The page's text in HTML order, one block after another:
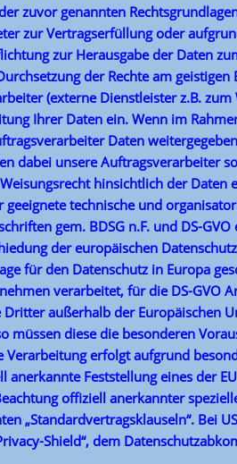
zuvor genannten
zur Vertragserfüllung oder
zur Herausgabe der Daten
der Rechte am geistigen
(externe Dienstleister z.B.
Ihrer Daten ein. Wenn im
Daten
dabei unsere Auftragsverarbeiter
hinsichtlich der Daten
technische und
gem. BDSG n.F. und DS-
der europäischen
für den Datenschutz in Europa
verarbeitet, für die DS-GVO
außerhalb der Europäischen
müssen diese die besonderen
Verarbeitung erfolgt aufgrund
Feststellung eines der
offiziell anerkannter
„Standardvertragsklauseln“. Bei
Shield“, dem